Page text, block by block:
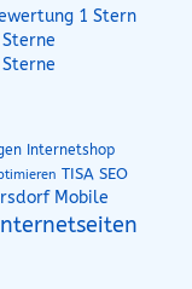
Internetshop
TISA SEO
Mobile